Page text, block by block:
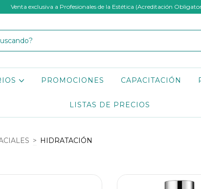
Venta exclusiva a Profesionales de la Estética (Acreditación
PROMOCIONES CAPACITACIÓN
LISTAS DE PRECIOS
> HIDRATACIÓN